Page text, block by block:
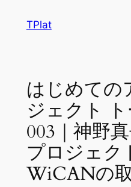
TPlat
はじめての
ジェクト
003｜神野真
プロジェク
WiCANの取